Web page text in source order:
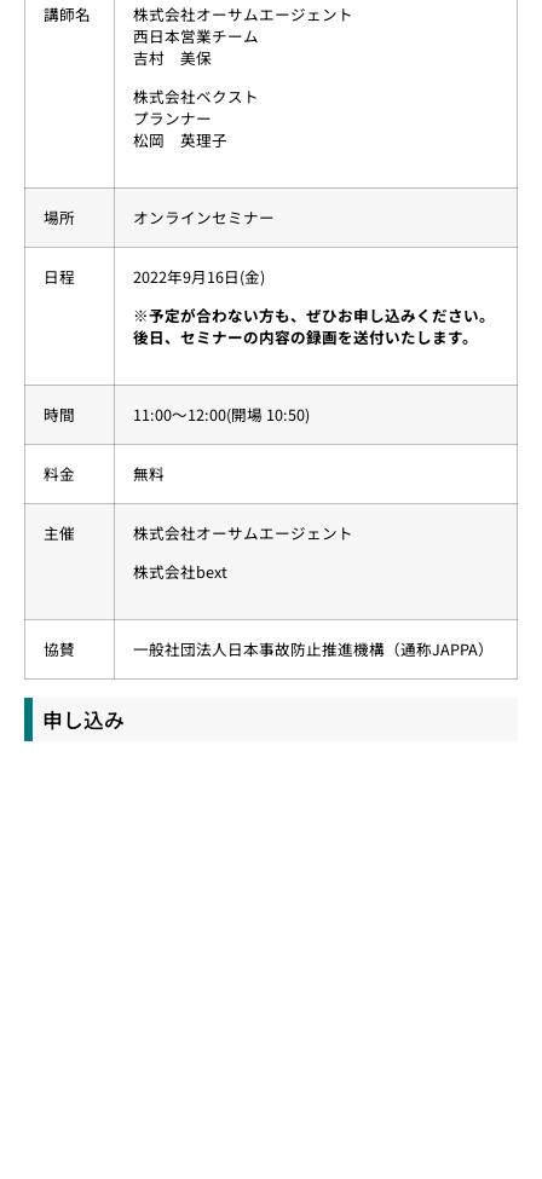
講師名
株式会社オーサムエージェント
西日本営業チーム
吉村 美保
株式会社ベクスト
プランナー
松岡 英理子
場所 オンラインセミナー
日程
2022年9月16日(金)
※予定が合わない方も、ぜひお申し込みください。
後日、セミナーの内容の録画を送付いたします。
時間 11:00〜12:00(開場 10:50)
料金 無料
主催
株式会社オーサムエージェント
株式会社bext
協賛 一般社団法人日本事故防止推進機構（通称JAPPA）
申し込み